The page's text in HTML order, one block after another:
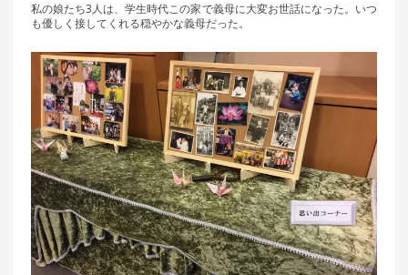
私の娘たち3人は、学生時代この家で義母に大変お世話になった。いつ
も優しく接してくれる穏やかな義母だった。